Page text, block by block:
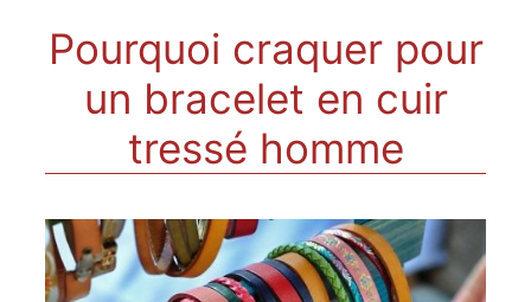
Pourquoi craquer pour
un bracelet en cuir
tressé homme